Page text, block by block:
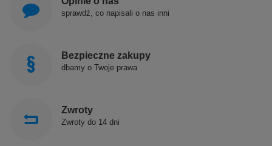
sprawdź, co napisali o nas inni
Bezpieczne zakupy
dbamy o Twoje prawa
Zwroty
Zwroty do 14 dni